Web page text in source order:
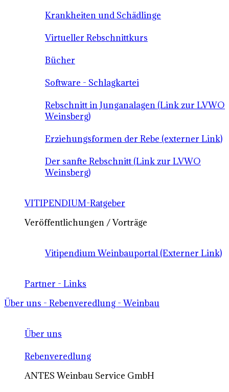
Krankheiten und Schädlinge
Virtueller Rebschnittkurs
Bücher
Software - Schlagkartei
Rebschnitt in Junganalagen (Link zur LVWO
Weinsberg)
Erziehungsformen der Rebe (externer Link)
Der sanfte Rebschnitt (Link zur LVWO
Weinsberg)
VITIPENDIUM-Ratgeber
Veröffentlichungen / Vorträge
Vitipendium Weinbauportal (Externer Link)
Partner - Links
Über uns - Rebenveredlung - Weinbau
Über uns
Rebenveredlung
ANTES Weinbau Service GmbH